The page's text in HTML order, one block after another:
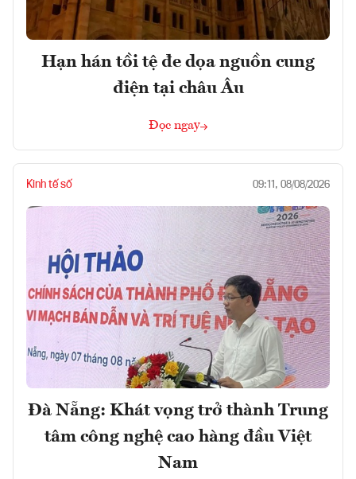
Hạn hán tồi tệ đe dọa nguồn cung
điện tại châu Âu
Đọc ngay
Kinh tế số 09:11, 08/08/2026
Đà Nẵng: Khát vọng trở thành Trung
tâm công nghệ cao hàng đầu Việt
Nam